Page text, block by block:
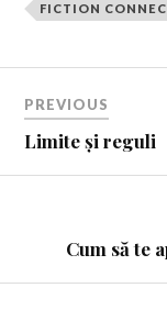
FICTION
PREVIOUS
Limite și reguli
Cum să te